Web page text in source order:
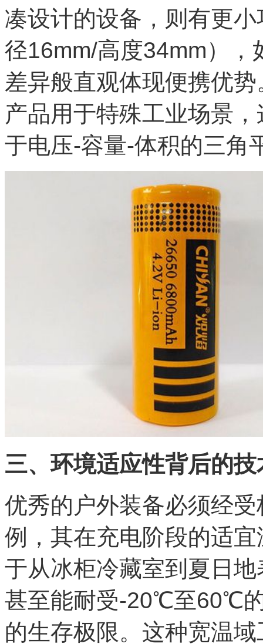
凑设计的设备，则有更
径16mm/高度34mm）
差异般直观体现便携优
产品用于特殊工业场景
于电压-容量-体积的三角
三、环境适应性背后的技
优秀的户外装备必须经
例，其在充电阶段的适
于从冰柜冷藏室到夏日
甚至能耐受-20℃至60℃
的生存极限。这种宽温